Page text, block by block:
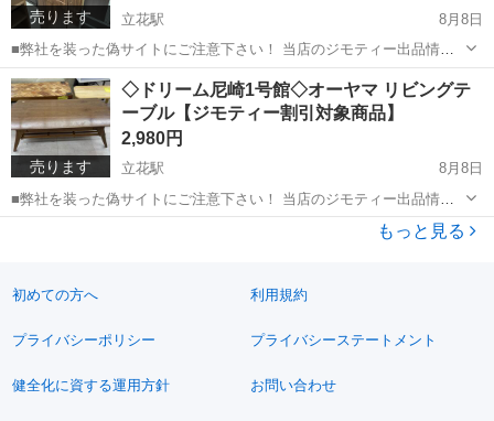
売ります 立花駅
8月8日
■弊社を装った偽サイトにご注意下さい！ 当店のジモティー出品情
報、画像が複数の偽サイトに転載されていることが確認されておりま
す。 これらのサイトに関しましては、当店とは一切関係がございませ
ん。 偽サイトへのアクセスや個...
兵庫 尼崎市 立花駅 収納家具 ドリーム
売ります
◇ドリーム尼崎1号館◇オーヤマ リビングテ
ーブル【ジモティー割引対象商品】
2,980円
立花駅
8月8日
■弊社を装った偽サイトにご注意下さい！ 当店のジモティー出品情
報、画像が複数の偽サイトに転載されていることが確認されておりま
す。 これらのサイトに関しましては、当店とは一切関係がございませ
もっと見る
初めての方へ 利用規約
プライバシーポリシー プライバシーステートメント
健全化に資する運用方針 お問い合わせ